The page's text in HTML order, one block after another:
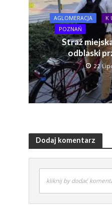
AGLOMERACJA
K
POZNAŃ
Straż
odblaski
22
Dodaj komentarz
kliknij by dodać